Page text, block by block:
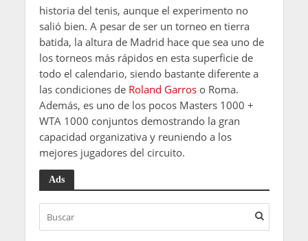
historia del tenis, aunque el experimento no
salió bien. A pesar de ser un torneo en tierra
batida, la altura de Madrid hace que sea uno de
los torneos más rápidos en esta superficie de
todo el calendario, siendo bastante diferente a
las condiciones de Roland Garroso Roma.
Además, es uno de los pocos Masters 1000 +
WTA 1000 conjuntos demostrando la gran
capacidad organizativa y reuniendo a los
mejores jugadores del circuito.
Ads